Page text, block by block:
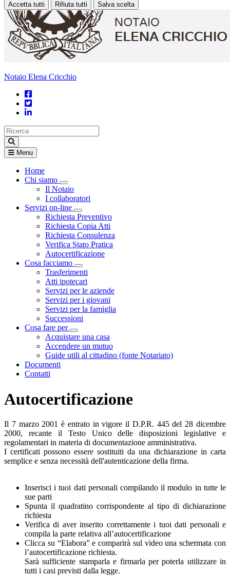
Accetta tutti Rifiuta tutti Salva scelta
Loading...
Notaio Elena Cricchio
Menu
Home
Chi siamo
Visualizza menù di secondo livello
Il Notaio
I collaboratori
Servizi on-line
Visualizza menù di secondo livello
Richiesta Preventivo
Richiesta Copia Atti
Richiesta Consulenza
Verifica Stato Pratica
Autocertificazione
Cosa facciamo
Visualizza menù di secondo livello
Trasferimenti
Atti ipotecari
Servizi per le aziende
Servizi per i giovani
Servizi per la famiglia
Successioni
Cosa fare per
Visualizza menù di secondo livello
Acquistare una casa
Accendere un mutuo
Guide utili al cittadino (fonte Notariato)
Documenti
Contatti
Autocertificazione
Il 7 marzo 2001 è entrato in vigore il D.P.R. 445 del 28 dicembre
2000, recante il Testo Unico delle disposizioni legislative e
regolamentari in materia di documentazione amministrativa.
I certificati possono essere sostituiti da una dichiarazione in carta
semplice e senza necessità dell'autenticazione della firma.
Inserisci i tuoi dati personali compilando il modulo in tutte le
sue parti
Spunta il quadratino corrispondente al tipo di dichiarazione
richiesta
Verifica di aver inserito correttamente i tuoi dati personali e
compila la parte relativa all’autocertificazione
Clicca su “Elabora” e comparirà sul video una schermata con
l’autocertificazione richiesta.
Sarà sufficiente stamparla e firmarla per poterla utilizzare in
tutti i casi previsti dalla legge.